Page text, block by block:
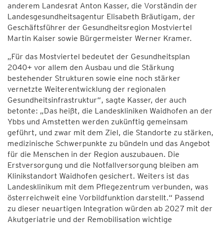
anderem Landesrat Anton Kasser, die Vorständin der
Landesgesundheitsagentur Elisabeth Bräutigam, der
Geschäftsführer der Gesundheitsregion Mostviertel
Martin Kaiser sowie Bürgermeister Werner Kramer.
„Für das Mostviertel bedeutet der Gesundheitsplan
2040+ vor allem den Ausbau und die Stärkung
bestehender Strukturen sowie eine noch stärker
vernetzte Weiterentwicklung der regionalen
Gesundheitsinfrastruktur“, sagte Kasser, der auch
betonte: „Das heißt, die Landeskliniken Waidhofen an der
Ybbs und Amstetten werden zukünftig gemeinsam
geführt, und zwar mit dem Ziel, die Standorte zu stärken,
medizinische Schwerpunkte zu bündeln und das Angebot
für die Menschen in der Region auszubauen. Die
Erstversorgung und die Notfallversorgung bleiben am
Klinikstandort Waidhofen gesichert. Weiters ist das
Landesklinikum mit dem Pflegezentrum verbunden, was
österreichweit eine Vorbildfunktion darstellt.“ Passend
zu dieser neuartigen Integration würden ab 2027 mit der
Akutgeriatrie und der Remobilisation wichtige